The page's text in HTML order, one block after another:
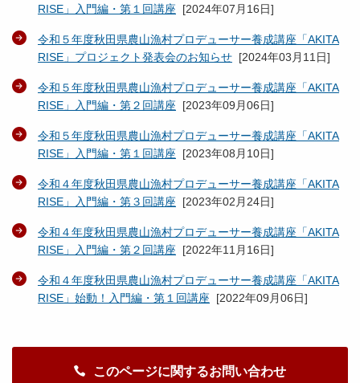
RISE」入門編・第１回講座 [2024年07月16日]
令和５年度秋田県農山漁村プロデューサー養成講座「AKITA
RISE」プロジェクト発表会のお知らせ [2024年03月11日]
令和５年度秋田県農山漁村プロデューサー養成講座「AKITA
RISE」入門編・第２回講座 [2023年09月06日]
令和５年度秋田県農山漁村プロデューサー養成講座「AKITA
RISE」入門編・第１回講座 [2023年08月10日]
令和４年度秋田県農山漁村プロデューサー養成講座「AKITA
RISE」入門編・第３回講座 [2023年02月24日]
令和４年度秋田県農山漁村プロデューサー養成講座「AKITA
RISE」入門編・第２回講座 [2022年11月16日]
令和４年度秋田県農山漁村プロデューサー養成講座「AKITA
RISE」始動！入門編・第１回講座 [2022年09月06日]
このページに関するお問い合わせ